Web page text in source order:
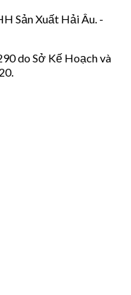
Sản Xuất Hải Âu. -
do Sở Kế Hoạch và